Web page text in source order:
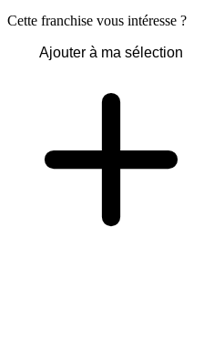
Cette franchise vous intéresse ?
Ajouter à ma sélection